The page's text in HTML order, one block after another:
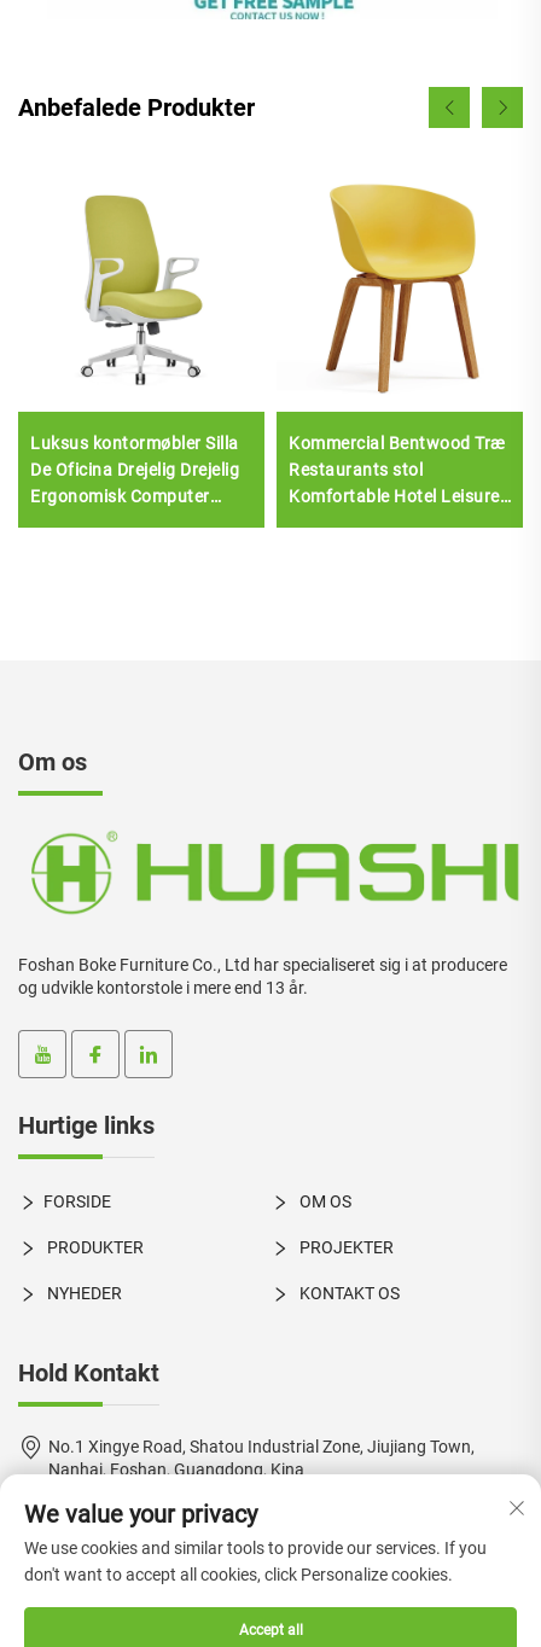
Anbefalede Produkter
Luksus kontormøbler Silla
De Oficina Drejelig Drejelig
Ergonomisk Computer
Kontorstol Skrivebord Mid
Kommercial Bentwood Træ
Restaurants stol
Komfortable Hotel Leisure
Spise møbler med plast
Om os
Foshan Boke Furniture Co., Ltd har specialiseret sig i at producere
og udvikle kontorstole i mere end 13 år.
Hurtige links
FORSIDE OM OS
PRODUKTER PROJEKTER
NYHEDER KONTAKT OS
Hold Kontakt
No.1 Xingye Road, Shatou Industrial Zone, Jiujiang Town,
Nanhai, Foshan, Guangdong, Kina
+86-18924550960
[email protected]
We value your privacy
We use cookies and similar tools to provide our services. If you
don't want to accept all cookies, click Personalize cookies.
Accept all